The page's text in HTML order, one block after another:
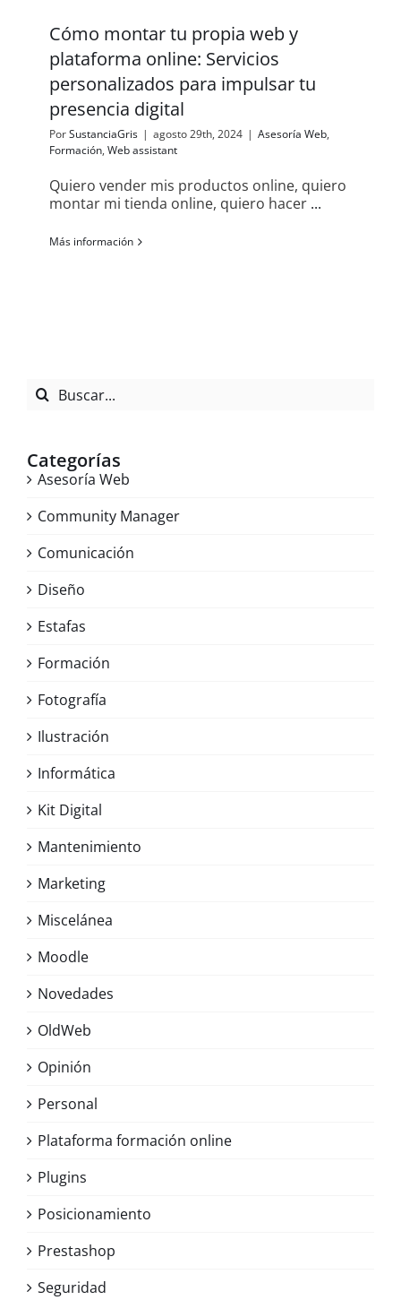
Cómo montar tu propia web y
plataforma online: Servicios
personalizados para impulsar tu
presencia digital
PorSustanciaGris | agosto 29th, 2024 | Asesoría Web,
Formación, Web assistant
Quiero vender mis productos online, quiero
montar mi tienda online, quiero hacer ...
Más información
Buscar:
Categorías
Asesoría Web
Community Manager
Comunicación
Diseño
Estafas
Formación
Fotografía
Ilustración
Informática
Kit Digital
Mantenimiento
Marketing
Miscelánea
Moodle
Novedades
OldWeb
Opinión
Personal
Plataforma formación online
Plugins
Posicionamiento
Prestashop
Seguridad